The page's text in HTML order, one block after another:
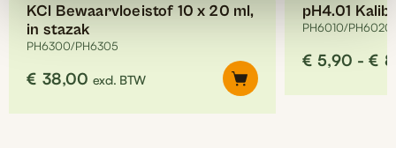
KCl Bewaarvloeistof 10 x 20 ml,
in stazak
PH6300/PH6305
€ 38,00 excl. BTW
pH4.01
PH6010/
€ 5,90 - €